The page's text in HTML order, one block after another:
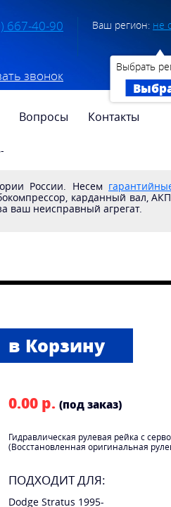
667-40-90
звонок
Ваш регион: не
Выбрать
Вопросы Контакты
России. Несем
карданный вал,
ваш неисправный агрегат.
0.00 р. (под заказ)
Гидравлическая рулевая рейка с
(Восстановленная оригинальная
ПОДХОДИТ ДЛЯ:
Dodge Stratus 1995-